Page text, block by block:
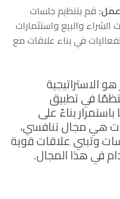
قم بتنظيم جلسات
والبيع واستثمارات
في بناء علاقات مع
الاستراتيجية
في تطبيق
بناءً على
هي مجال تنافسي،
وتبني علاقات قوية
في هذا المجال.